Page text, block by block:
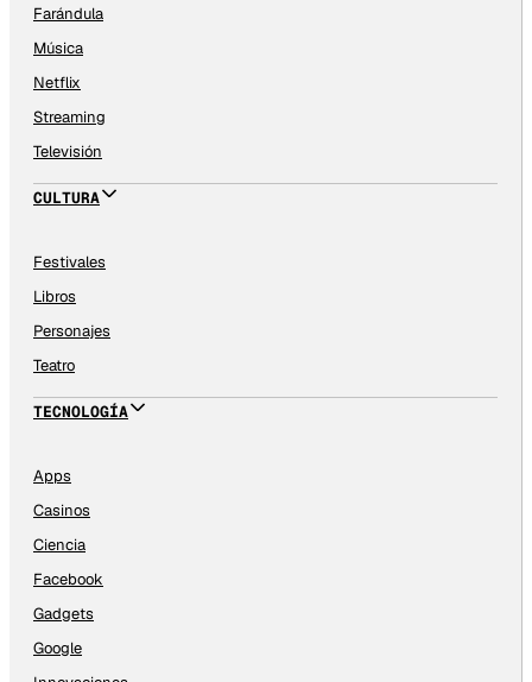
Farándula
Música
Netflix
Streaming
Televisión
CULTURA
Festivales
Libros
Personajes
Teatro
TECNOLOGÍA
Apps
Casinos
Ciencia
Facebook
Gadgets
Google